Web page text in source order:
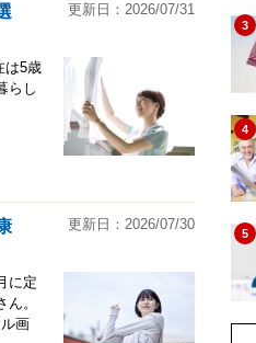
更新日：2026/07/31
は5歳
らし
更新日：2026/07/30
に定
。
画
3
4
5